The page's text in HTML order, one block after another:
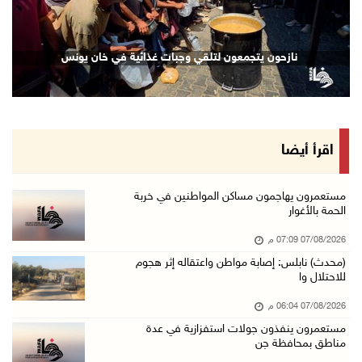
07/آب/2026 02:38 م
07/آب/2026 02:29 م
الرئاسة تدين الهجمات الصاروخية على المملكة ال ...
مستعمرون ينفذون جولات استفزازية في عدة مناطق ...
أمين عام الجامعة العربية يحذر من نهج إسرائيل ...
مستعمرون يهاجمون صهريجا للمياه في خلايل اللوز ...
مستعمرون يهاجمون مجددا تجمع الكعابنة شرق الطي ...
أسعار النفط تواصل الصعود وسط مخاوف بشأن مستقب ...
نازحون يتجمعون لتلقي وجبات غذائية في خان يونس
اقرأ أيضا
مستعمرون يهاجمون مساكن المواطنين في خربة
الحمة بالأغوار
07/08/2026 07:09 م
(محدث) نابلس: إصابة مواطن واعتقاله إثر هجوم
للاحتلال وا
07/08/2026 06:04 م
مستعمرون ينفذون جولات استفزازية في عدة
مناطق بمحافظة جن